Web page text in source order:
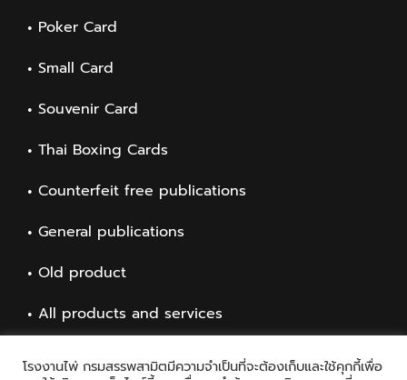
Poker Card
Small Card
Souvenir Card
Thai Boxing Cards
Counterfeit free publications
General publications
Old product
All products and services
โรงงานไพ่ กรมสรรพสามิตมีความจำเป็นที่จะต้องเก็บและใช้คุกกี้เพื่อ